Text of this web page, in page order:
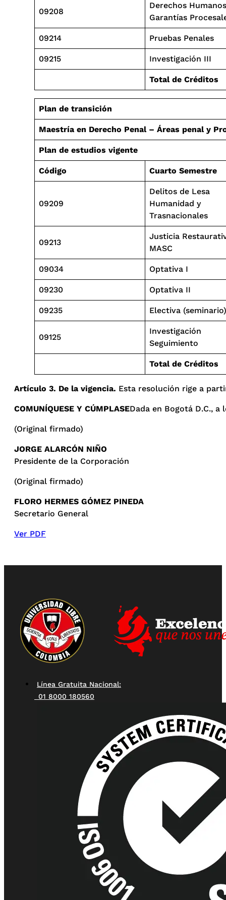
09208
Derechos
Garantías
09214 Pruebas Penales
09215 Investigación III
Total de Créditos
Plan de transición
Maestría en Derecho Penal – Áreas penal y
Plan de estudios vigente
Código Cuarto Semestre
09209
Delitos de Lesa
Humanidad y
Trasnacionales
09213
Justicia
MASC
09034 Optativa I
09230 Optativa II
09235 Electiva (seminario)
09125
Investigación
Seguimiento
Total de Créditos
Artículo 3. De la vigencia. Esta resolución rige a
COMUNÍQUESE Y CÚMPLASEDada en Bogotá D.C., a
(Original firmado)
JORGE ALARCÓN NIÑO
Presidente de la Corporación
(Original firmado)
FLORO HERMES GÓMEZ PINEDA
Secretario General
Ver PDF
Línea Gratuita Nacional:
01 8000 180560